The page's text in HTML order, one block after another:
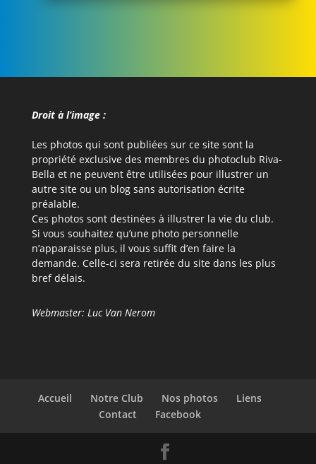
Droit à l’image :
Les photos qui sont publiées sur ce site sont la
propriété exclusive des membres du photoclub Riva-
Bella et ne peuvent être utilisées pour illustrer un
autre site ou un blog sans autorisation écrite
préalable.
Ces photos sont destinées à illustrer la vie du club.
Si vous souhaitez qu’une photo personnelle
n’apparaisse plus, il vous suffit d’en faire la
demande. Celle-ci sera retirée du site dans les plus
bref délais.
Webmaster: Luc Van Nerom
Accueil Notre Club Nos photos
Liens
Contact
Facebook